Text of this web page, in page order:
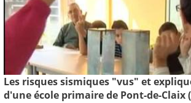
Les risques sismiques "vus" et
d'une école primaire de Pont-de-Claix